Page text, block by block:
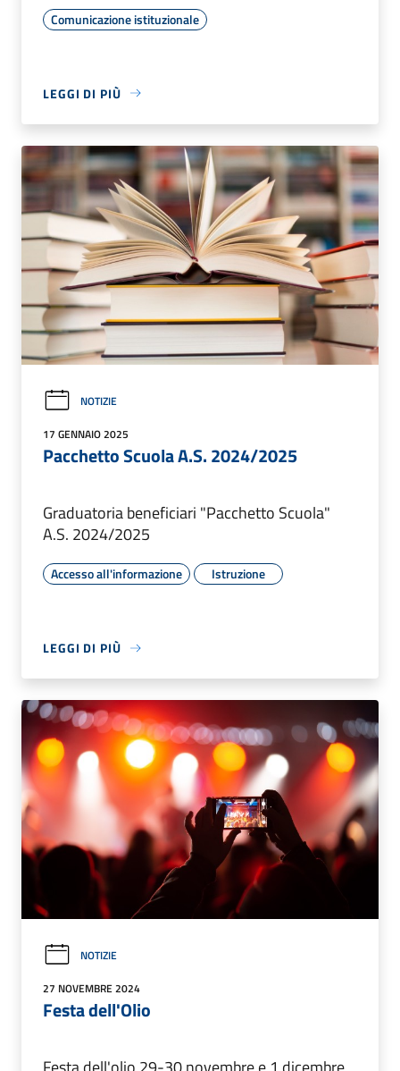
Comunicazione istituzionale
LEGGI DI PIÙ
NOTIZIE
17 GENNAIO 2025
Pacchetto Scuola A.S. 2024/2025
Graduatoria beneficiari "Pacchetto Scuola"
A.S. 2024/2025
Accesso all'informazione Istruzione
LEGGI DI PIÙ
NOTIZIE
27 NOVEMBRE 2024
Festa dell'Olio